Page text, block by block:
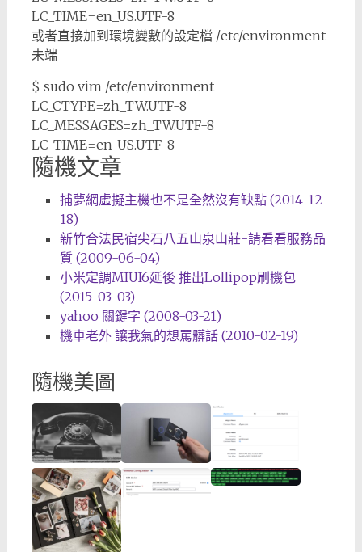
LC_TIME=en_US.UTF-8
或者直接加到環境變數的設定檔 /etc/environment
未端
$ sudo vim /etc/environment
LC_CTYPE=zh_TW.UTF-8
LC_MESSAGES=zh_TW.UTF-8
LC_TIME=en_US.UTF-8
隨機文章
捕夢網虛擬主機也不是全然沒有缺點 (2014-12-
18)
新竹合法民宿尖石八五山泉山莊-請看看服務品
質 (2009-06-04)
小米定調MIUI6延後 推出Lollipop刷機包
(2015-03-03)
yahoo 關鍵字 (2008-03-21)
機車老外 讓我氣的想罵髒話 (2010-02-19)
隨機美圖